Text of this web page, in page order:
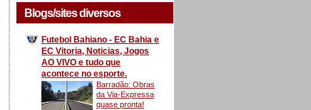
Blogs/sites diversos
Futebol Bahiano - EC Bahia e
EC Vitoria, Noticias, Jogos
AO VIVO e tudo que
acontece no esporte.
Barradão: Obras
da Via-Expressa
quase pronta!